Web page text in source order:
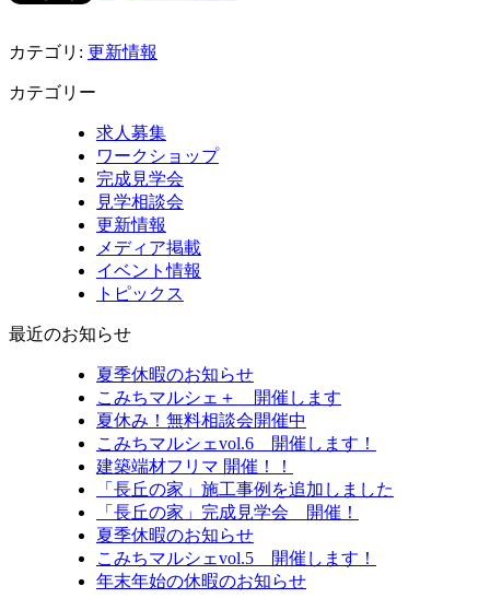
カテゴリ: 更新情報
カテゴリー
求人募集
ワークショップ
完成見学会
見学相談会
更新情報
メディア掲載
イベント情報
トピックス
最近のお知らせ
夏季休暇のお知らせ
こみちマルシェ＋ 開催します
夏休み！無料相談会開催中
こみちマルシェvol.6 開催します！
建築端材フリマ 開催！！
「長丘の家」施工事例を追加しました
「長丘の家」完成見学会 開催！
夏季休暇のお知らせ
こみちマルシェvol.5 開催します！
年末年始の休暇のお知らせ